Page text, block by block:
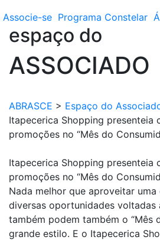
Associe-se Programa Constelar
espaço do
ASSOCIADO
ABRASCE > Espaço do
Itapecerica Shopping presenteia
promoções no “Mês do
Itapecerica Shopping presenteia
promoções no “Mês do
Nada melhor que aproveitar uma
diversas oportunidades voltadas
também podem também o “Mês
grande estilo. E o Itapecerica